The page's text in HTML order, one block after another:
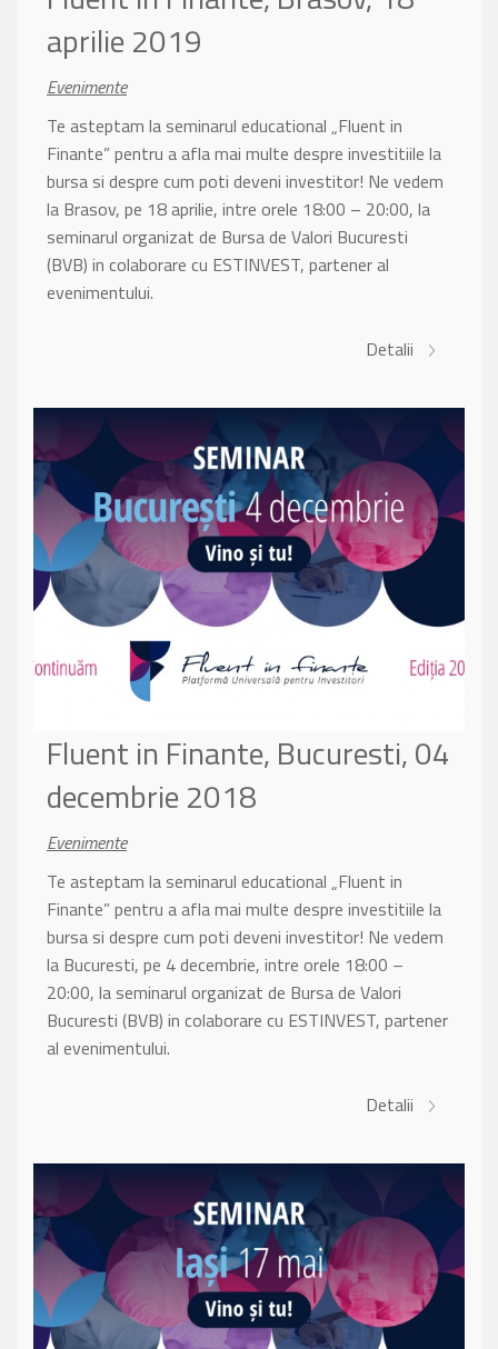
aprilie 2019
Evenimente
Te asteptam la seminarul educational „Fluent in
Finante” pentru a afla mai multe despre investitiile la
bursa si despre cum poti deveni investitor! Ne vedem
la Brasov, pe 18 aprilie, intre orele 18:00 – 20:00, la
seminarul organizat de Bursa de Valori Bucuresti
(BVB) in colaborare cu ESTINVEST, partener al
evenimentului.
Detalii
Fluent in Finante, Bucuresti, 04
decembrie 2018
Evenimente
Te asteptam la seminarul educational „Fluent in
Finante” pentru a afla mai multe despre investitiile la
bursa si despre cum poti deveni investitor! Ne vedem
la Bucuresti, pe 4 decembrie, intre orele 18:00 –
20:00, la seminarul organizat de Bursa de Valori
Bucuresti (BVB) in colaborare cu ESTINVEST, partener
al evenimentului.
Detalii